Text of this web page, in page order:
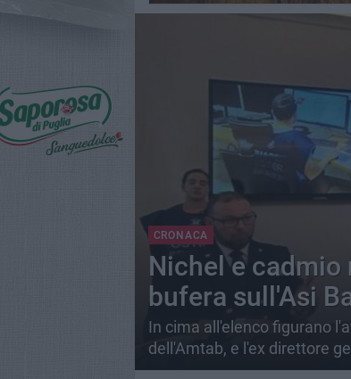
CRONACA
Nichel e
bufera sull'Asi
In cima all'elenco figurano
dell'Amtab, e l'ex direttore